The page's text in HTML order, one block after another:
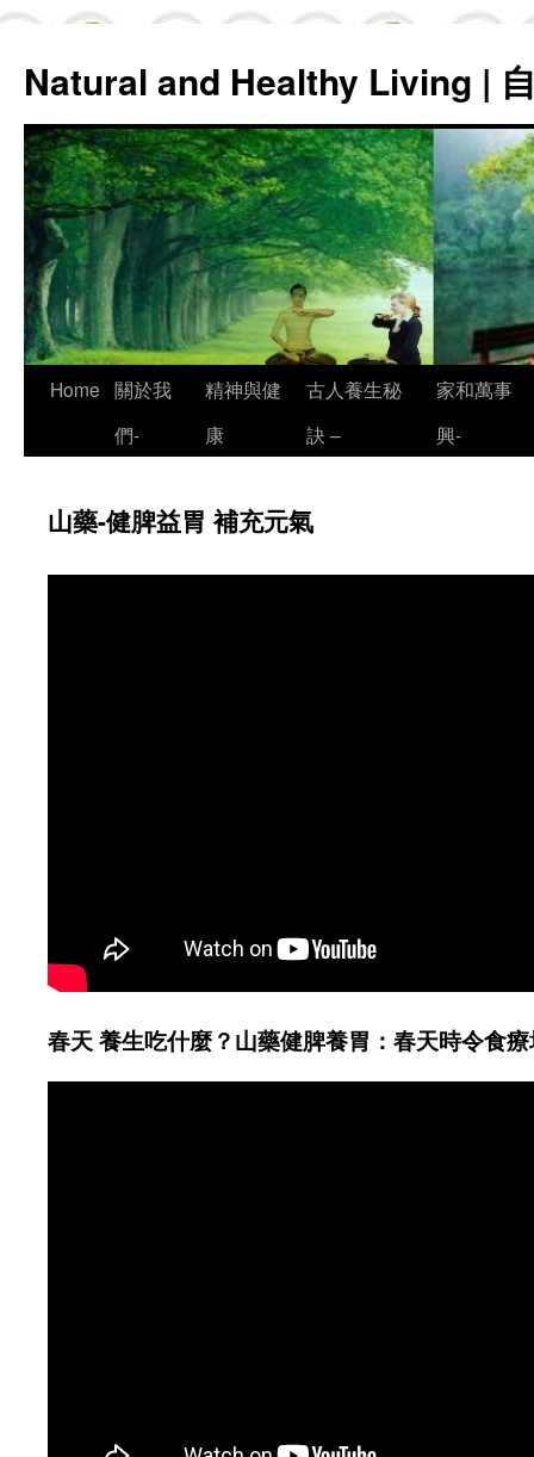
Natural and Healthy Living |
Skip
Home 關於我
們-
精神與健
康
古人養生秘
訣 –
家和萬事
興-
山藥-健脾益胃 補充元氣
春天 養生吃什麼？山藥健脾養胃：春天時令食